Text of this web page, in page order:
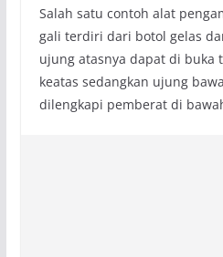
Salah satu contoh alat
gali terdiri dari botol gelas
ujung atasnya dapat di buka
keatas sedangkan ujung
dilengkapi pemberat di